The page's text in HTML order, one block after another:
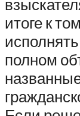
итоге к
полном